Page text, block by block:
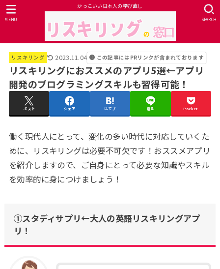
かっこいい日本人の学び直し
SEARCH
MENU
リスキリング 2023.11.04 この記事にはPRリンクが含まれております
リスキリングにおススメのアプリ5選←アプリ
開発のプログラミングスキルも習得可能！
ポスト シェア はてブ 送る Pocket
働く現代人にとって、変化の多い時代に対応していくた
めに、リスキリングは必要不可欠です！おススメアプリ
を紹介しますので、ご自身にとって必要な知識やスキル
を効率的に身につけましょう！
①スタディサプリ←大人の英語リスキリングアプ
リ！